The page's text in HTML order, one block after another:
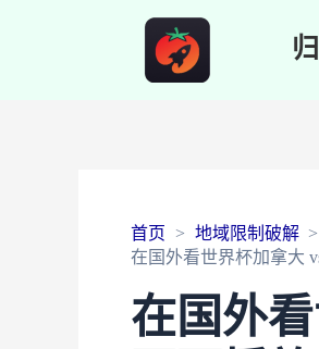
首页
地域限制破解
在国外看世界杯加拿大
在国外